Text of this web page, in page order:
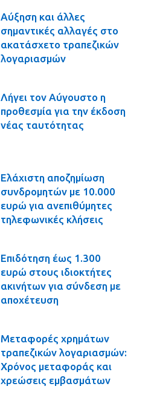
Αύξηση και άλλες
σημαντικές αλλαγές στο
ακατάσχετο τραπεζικών
λογαριασμών
Λήγει τον Αύγουστο η
προθεσμία για την έκδοση
νέας ταυτότητας
Ελάχιστη αποζημίωση
συνδρομητών με 10.000
ευρώ για ανεπιθύμητες
τηλεφωνικές κλήσεις
Επιδότηση έως 1.300
ευρώ στους ιδιοκτήτες
ακινήτων για σύνδεση με
αποχέτευση
Μεταφορές χρημάτων
τραπεζικών λογαριασμών:
Χρόνος μεταφοράς και
χρεώσεις εμβασμάτων